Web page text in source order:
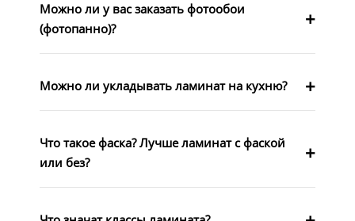
Можно ли у вас заказать фотообои
(фотопанно)?
Можно ли укладывать ламинат на кухню?
Что такое фаска? Лучше ламинат с фаской
или без?